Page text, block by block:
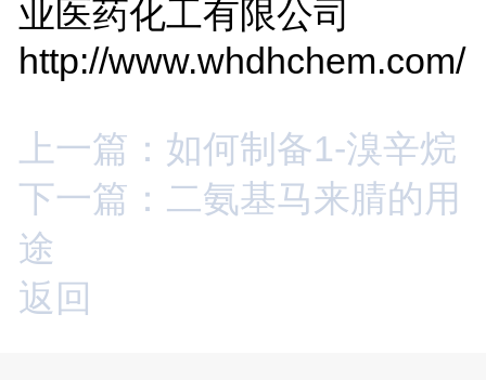
业医药化工有限公司
http://www.whdhchem.com/
上一篇：如何制备1-溴辛烷
下一篇：二氨基马来腈的用
途
返回